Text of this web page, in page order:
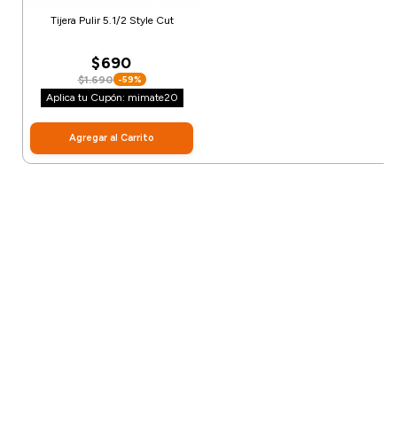
Tijera Pulir 5.1/2 Style Cut
$690
$1.690 -59%
Aplica tu Cupón: mimate20
Agregar al Carrito